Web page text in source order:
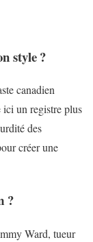
style ?
canadien
un registre plus
des
créer une
?
Ward, tueur